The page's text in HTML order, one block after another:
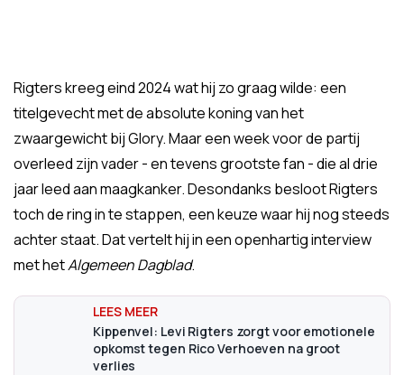
Rigters kreeg eind 2024 wat hij zo graag wilde: een
titelgevecht met de absolute koning van het
zwaargewicht bij Glory. Maar een week voor de partij
overleed zijn vader - en tevens grootste fan - die al drie
jaar leed aan maagkanker. Desondanks besloot Rigters
toch de ring in te stappen, een keuze waar hij nog steeds
achter staat. Dat vertelt hij in een openhartig interview
met hetAlgemeen Dagblad.
Kippenvel: Levi Rigters zorgt voor emotionele
opkomst tegen Rico Verhoeven na groot
verlies